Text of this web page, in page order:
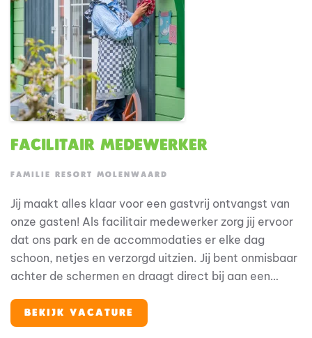
Facilitair Medewerker
FAMILIE RESORT MOLENWAARD
Jij maakt alles klaar voor een gastvrij ontvangst van
onze gasten! Als facilitair medewerker zorg jij ervoor
dat ons park en de accommodaties er elke dag
schoon, netjes en verzorgd uitzien. Jij bent onmisbaar
achter de schermen en draagt direct bij aan een
Molenwaard stap je in de wereld van Fien & Teun, een
beleveniswereld voor families met jonge kinderen. En
BEKIJK VACATURE